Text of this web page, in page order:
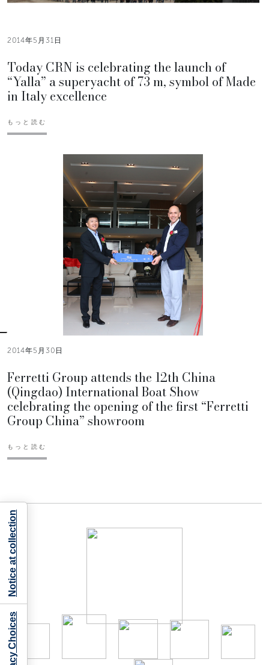
2014年5月31日
Today CRN is celebrating the launch of
“Yalla” a superyacht of 73 m, symbol of Made
in Italy excellence
もっと読む
2014年5月30日
Ferretti Group attends the 12th China
(Qingdao) International Boat Show
celebrating the opening of the first “Ferretti
Group China” showroom
もっと読む
Notice at collection